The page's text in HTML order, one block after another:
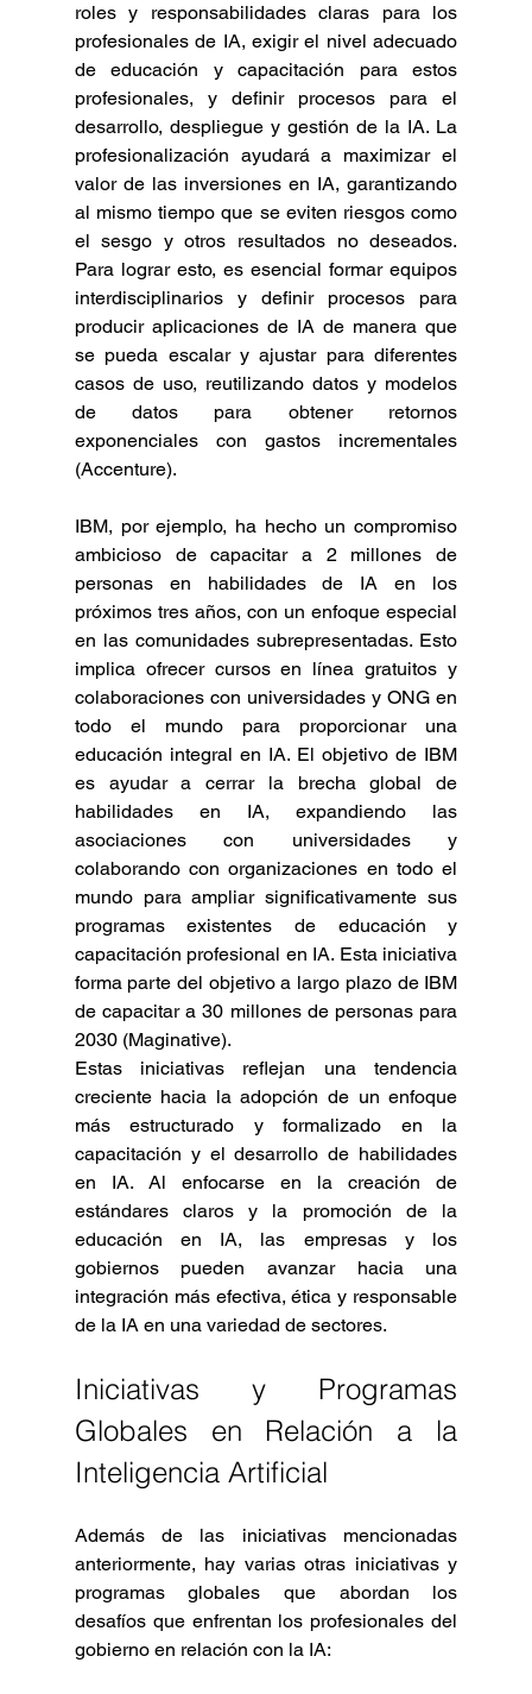
roles y responsabilidades claras para los
profesionales de IA, exigir el nivel adecuado
de educación y capacitación para estos
profesionales, y definir procesos para el
desarrollo, despliegue y gestión de la IA. La
profesionalización ayudará a maximizar el
valor de las inversiones en IA, garantizando
al mismo tiempo que se eviten riesgos como
el sesgo y otros resultados no deseados.
Para lograr esto, es esencial formar equipos
interdisciplinarios y definir procesos para
producir aplicaciones de IA de manera que
se pueda escalar y ajustar para diferentes
casos de uso, reutilizando datos y modelos
de datos para obtener retornos
exponenciales con gastos incrementales
(Accenture).
IBM, por ejemplo, ha hecho un compromiso
ambicioso de capacitar a 2 millones de
personas en habilidades de IA en los
próximos tres años, con un enfoque especial
en las comunidades subrepresentadas. Esto
implica ofrecer cursos en línea gratuitos y
colaboraciones con universidades y ONG en
todo el mundo para proporcionar una
educación integral en IA. El objetivo de IBM
es ayudar a cerrar la brecha global de
habilidades en IA, expandiendo las
asociaciones con universidades y
colaborando con organizaciones en todo el
mundo para ampliar significativamente sus
programas existentes de educación y
capacitación profesional en IA. Esta iniciativa
forma parte del objetivo a largo plazo de IBM
de capacitar a 30 millones de personas para
2030 (Maginative).
Estas iniciativas reflejan una tendencia
creciente hacia la adopción de un enfoque
más estructurado y formalizado en la
capacitación y el desarrollo de habilidades
en IA. Al enfocarse en la creación de
estándares claros y la promoción de la
educación en IA, las empresas y los
gobiernos pueden avanzar hacia una
integración más efectiva, ética y responsable
de la IA en una variedad de sectores.
Iniciativas y Programas
Globales en Relación a la
Inteligencia Artificial
Además de las iniciativas mencionadas
anteriormente, hay varias otras iniciativas y
programas globales que abordan los
desafíos que enfrentan los profesionales del
gobierno en relación con la IA: